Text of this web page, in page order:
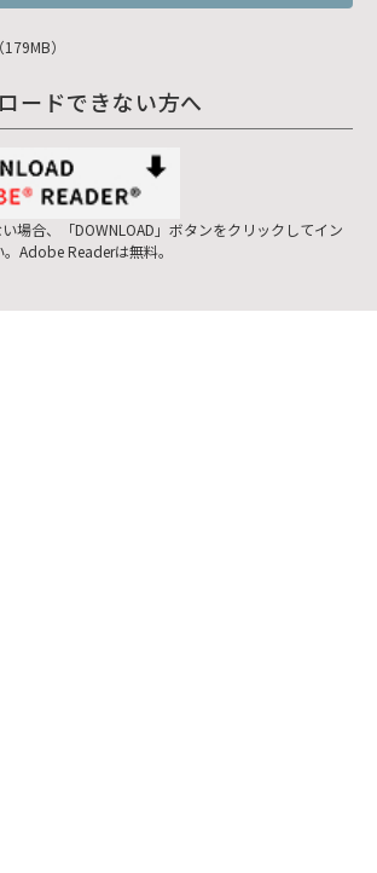
）
ードできない方へ
場合、「DOWNLOAD」ボタンをクリックしてイン
Adobe Readerは無料。